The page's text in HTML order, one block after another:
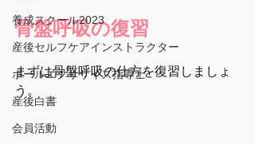
養成スクール2023
産後セルフケアインストラクター
ボールエクササイズ指導士
産後白書
会員活動
骨盤呼吸の復習
まずは骨盤呼吸の仕方を復習しましょ
う。